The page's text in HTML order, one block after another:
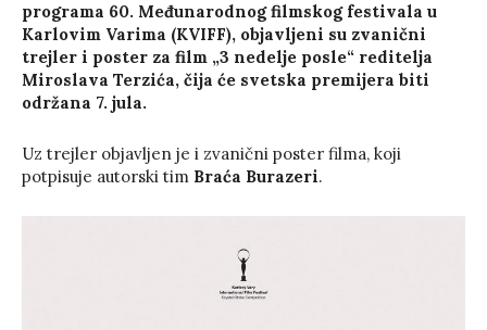
programa 60. Međunarodnog filmskog festivala u
Karlovim Varima (KVIFF), objavljeni su zvanični
trejler i poster za film „3 nedelje posle“ reditelja
Miroslava Terzića, čija će svetska premijera biti
održana 7. jula.
Uz trejler objavljen je i zvanični poster filma, koji
potpisuje autorski tim Braća Burazeri.